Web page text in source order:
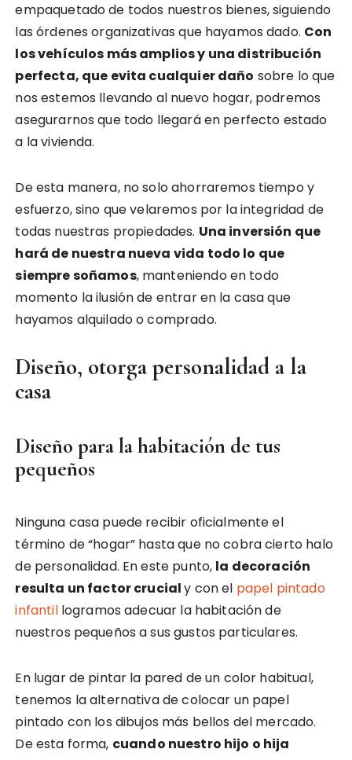
empaquetado de todos nuestros bienes, siguiendo
las órdenes organizativas que hayamos dado. Con
los vehículos más amplios y una distribución
perfecta, que evita cualquier daño sobre lo que
nos estemos llevando al nuevo hogar, podremos
asegurarnos que todo llegará en perfecto estado
a la vivienda.
De esta manera, no solo ahorraremos tiempo y
esfuerzo, sino que velaremos por la integridad de
todas nuestras propiedades. Una inversión que
hará de nuestra nueva vida todo lo que
siempre soñamos, manteniendo en todo
momento la ilusión de entrar en la casa que
hayamos alquilado o comprado.
Diseño, otorga personalidad a la
casa
Diseño para la habitación de tus
pequeños
Ninguna casa puede recibir oficialmente el
término de “hogar” hasta que no cobra cierto halo
de personalidad. En este punto, la decoración
resulta un factor crucialy con el papel pintado
infantillogramos adecuar la habitación de
nuestros pequeños a sus gustos particulares.
En lugar de pintar la pared de un color habitual,
tenemos la alternativa de colocar un papel
pintado con los dibujos más bellos del mercado.
De esta forma, cuando nuestro hijo o hija